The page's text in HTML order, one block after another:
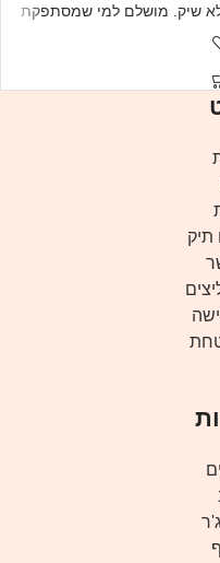
שיק. מושלם למי שמסתפקת
קטן.
תיק